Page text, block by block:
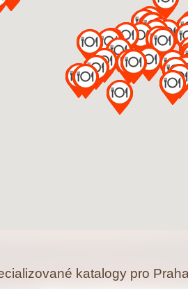
katalogy pro